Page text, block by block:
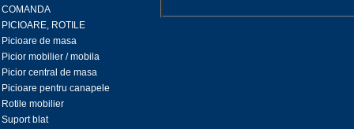
COMANDA
PICIOARE, ROTILE
Picioare de masa
Picior mobilier / mobila
Picior central de masa
Picioare pentru canapele
Rotile mobilier
Suport blat